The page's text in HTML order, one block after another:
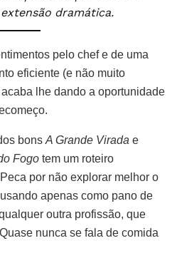
dramática.
pelo chef e de uma
eficiente (e não muito
lhe dando a oportunidade
bons A Grande Virada e
Fogo tem um roteiro
por não explorar melhor o
apenas como pano de
outra profissão, que
nunca se fala de comida